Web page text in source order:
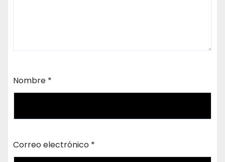
Nombre *
Correo electrónico *